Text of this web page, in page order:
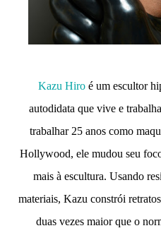
Kazu Hiroé um escultor
autodidata que vive e
trabalhar 25 anos como
Hollywood, ele mudou seu
mais à escultura. Usando
materiais, Kazu constrói
duas vezes maior que o